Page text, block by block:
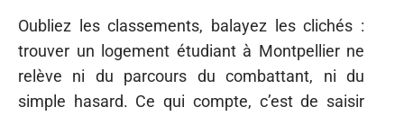
Oubliez les classements, balayez les clichés :
trouver un logement étudiant à Montpellier ne
relève ni du parcours du combattant, ni du
simple hasard. Ce qui compte, c’est de saisir